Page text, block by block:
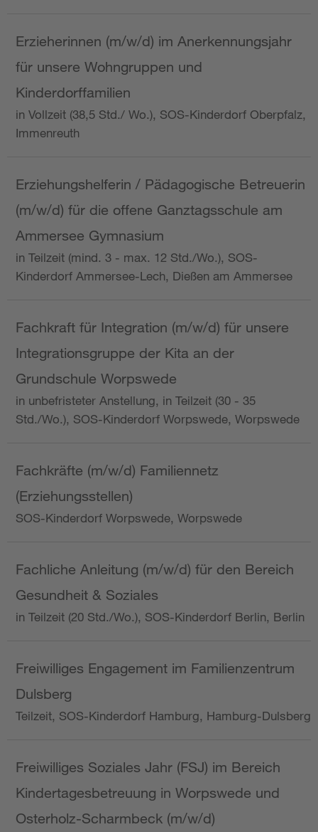
Erzieherinnen (m/w/d) im Anerkennungsjahr
für unsere Wohngruppen und
Kinderdorffamilien
in Vollzeit (38,5 Std./ Wo.), SOS-Kinderdorf Oberpfalz,
Immenreuth
Erziehungshelferin / Pädagogische Betreuerin
(m/w/d) für die offene Ganztagsschule am
Ammersee Gymnasium
in Teilzeit (mind. 3 - max. 12 Std./Wo.), SOS-
Kinderdorf Ammersee-Lech, Dießen am Ammersee
Fachkraft für Integration (m/w/d) für unsere
Integrationsgruppe der Kita an der
Grundschule Worpswede
in unbefristeter Anstellung, in Teilzeit (30 - 35
Std./Wo.), SOS-Kinderdorf Worpswede, Worpswede
Fachkräfte (m/w/d) Familiennetz
(Erziehungsstellen)
SOS-Kinderdorf Worpswede, Worpswede
Fachliche Anleitung (m/w/d) für den Bereich
Gesundheit & Soziales
in Teilzeit (20 Std./Wo.), SOS-Kinderdorf Berlin, Berlin
Freiwilliges Engagement im Familienzentrum
Dulsberg
Teilzeit, SOS-Kinderdorf Hamburg, Hamburg-Dulsberg
Freiwilliges Soziales Jahr (FSJ) im Bereich
Kindertagesbetreuung in Worpswede und
Osterholz-Scharmbeck (m/w/d)